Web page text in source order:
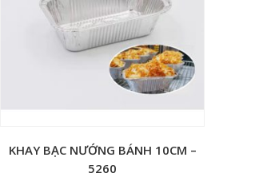
KHAY BẠC NƯỚNG BÁNH 10CM –
5260